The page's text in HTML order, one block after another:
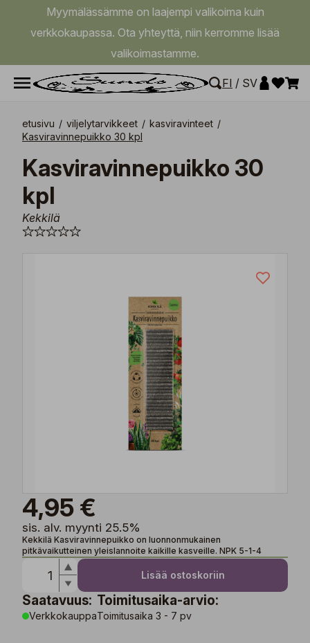
Myymälässämme on laajempi valikoima kuin
verkkokaupassa. Ota yhteyttä, niin kerromme lisää
valikoimastamme.
FI / SV
etusivu / viljelytarvikkeet / kasviravinteet /
Kasviravinnepuikko 30 kpl
Kasviravinnepuikko 30
kpl
Kekkilä
4,95 €
sis. alv. myynti 25.5%
Kekkilä Kasviravinnepuikko on luonnonmukainen
pitkävaikutteinen yleislannoite kaikille kasveille. NPK 5-1-4
Lisää ostoskoriin
Saatavuus:
Verkkokauppa
Toimitusaika-arvio:
Toimitusaika 3 - 7 pv